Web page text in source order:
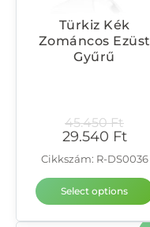
Türkiz Kék
Zománcos Ezüst
Gyűrű
45.450Ft
29.540 Ft
Cikkszám: R-DS0036
Select options